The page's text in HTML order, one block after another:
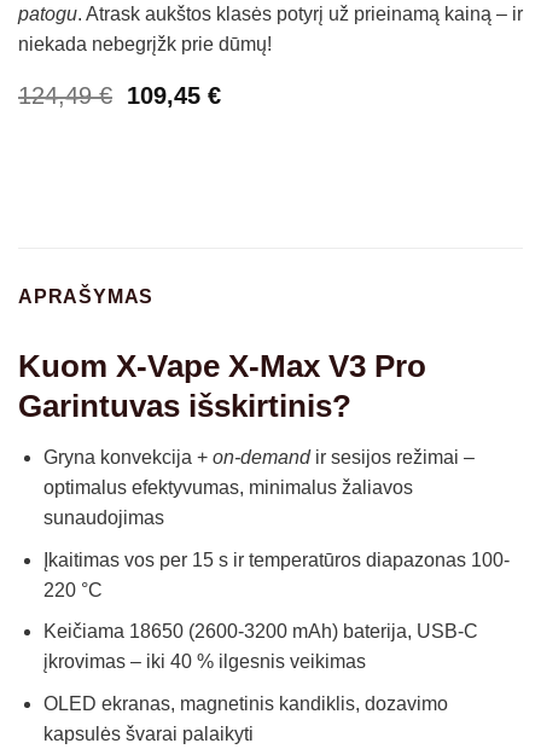
patogu. Atrask aukštos klasės potyrį už prieinamą kainą – ir
niekada nebegrįžk prie dūmų!
124,49€ Original
109,45 €Current
APRAŠYMAS
Kuom X-Vape X-Max V3 Pro
Garintuvas išskirtinis?
Gryna konvekcija + on-demandir sesijos režimai –
optimalus efektyvumas, minimalus žaliavos
sunaudojimas
Įkaitimas vos per 15 s ir temperatūros diapazonas 100-
220 °C
Keičiama 18650 (2600-3200 mAh) baterija, USB-C
įkrovimas – iki 40 % ilgesnis veikimas
OLED ekranas, magnetinis kandiklis, dozavimo
kapsulės švarai palaikyti